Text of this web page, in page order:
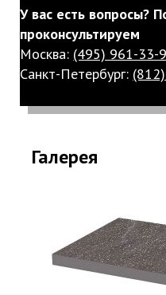
У вас есть вопросы?
проконсультируем
Москва: (495) 961-33-
Санкт-Петербург:
Галерея